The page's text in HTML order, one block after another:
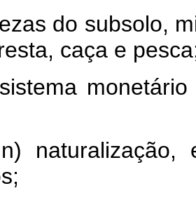
do subsolo,
caça e
n) naturalização,